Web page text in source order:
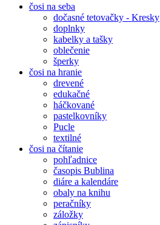
čosi na seba
dočasné tetovačky - Kresky
doplnky
kabelky a tašky
oblečenie
šperky
čosi na hranie
drevené
edukačné
háčkované
pastelkovníky
Pucle
textilné
čosi na čítanie
pohľadnice
časopis Bublina
diáre a kalendáre
obaly na knihu
peračníky
záložky